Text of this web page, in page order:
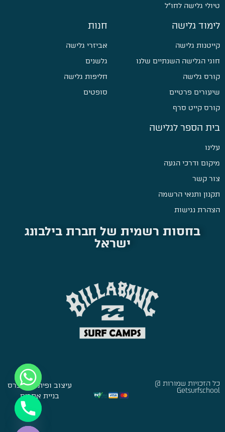
טיולי גלישה לחו״ל
לימוד גלישה
קייטנות גלישה
חוגי הגלישה השנתיים שלנו
קורס גלישה
שיעורים פרטיים
קורס קייט סרף
חנות
אביזרי גלישה
גלשנים
חליפות גלישה
סופטים
בית הספר לגלישה
עלינו
מיקום ודרכי הגעה
צור קשר
תקנון ותנאי הרשמה
הצהרת נגישות
בחסות רשמית של חברת בילבונג
ישראל
כל הזכויות שמורות @
Getsurfschool
עיצוב ופיתוח:סברס
בניית אתרים
Hide chaty